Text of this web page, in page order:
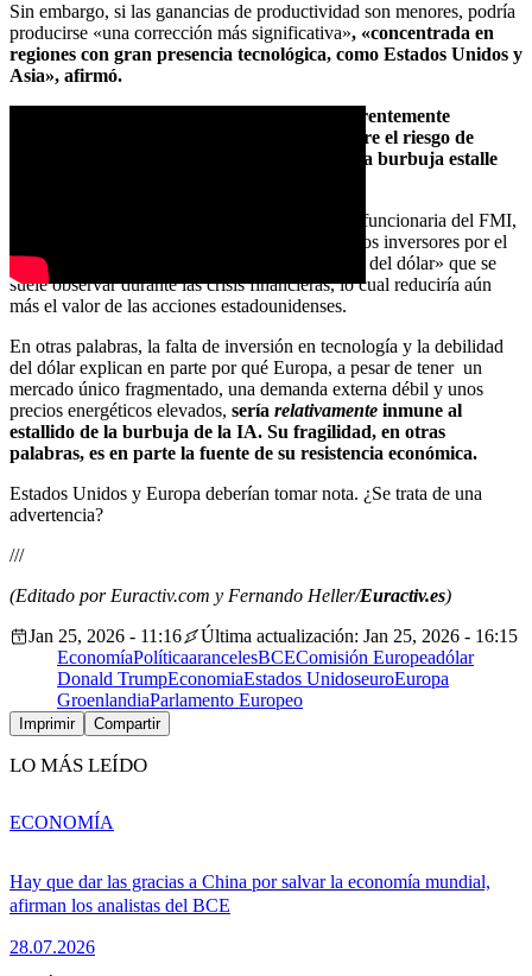
Sin embargo, si las ganancias de productividad son menores, podría
producirse «una corrección más significativa», «concentrada en
regiones con gran presencia tecnológica, como Estados Unidos y
Asia», afirmó.
La debilidad del dólar —y la lenta pero aparentemente
inexorable desdolarización del mundo— corre el riesgo de
agravar el daño en Estados Unidos cuando la burbuja estalle
, otra alta funcionaria del FMI,
advirtió recientemente que la preocupación de los inversores por el
dólar podría limitar la «huida hacia la seguridad del dólar» que se
suele observar durante las crisis financieras, lo cual reduciría aún
más el valor de las acciones estadounidenses.
En otras palabras, la falta de inversión en tecnología y la debilidad
del dólar explican en parte por qué Europa, a pesar de tener un
mercado único fragmentado, una demanda externa débil y unos
precios energéticos elevados, sería relativamente inmune al
estallido de la burbuja de la IA. Su fragilidad, en otras
palabras, es en parte la fuente de su resistencia económica.
Estados Unidos y Europa deberían tomar nota. ¿Se trata de una
advertencia?
///
(Editado por Euractiv.com y Fernando Heller/Euractiv.es)
Jan 25, 2026 - 11:16
Última actualización: Jan 25, 2026 - 16:15
EconomíaPolíticaarancelesBCEComisión Europeadólar
Donald TrumpEconomiaEstados UnidoseuroEuropa
GroenlandiaParlamento Europeo
Imprimir Compartir
LO MÁS LEÍDO
Hay que dar las gracias a China por salvar la economía mundial,
afirman los analistas del BCE
28.07.2026
ECONOMÍA